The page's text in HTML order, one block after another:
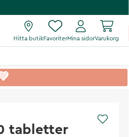
Hitta butikFavoriterMina sidorVarukorg
tabletter